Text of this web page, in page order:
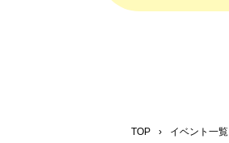
TOP › イベント一覧